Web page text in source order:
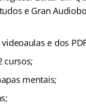
e Gran
e dos
cursos;
mentais;